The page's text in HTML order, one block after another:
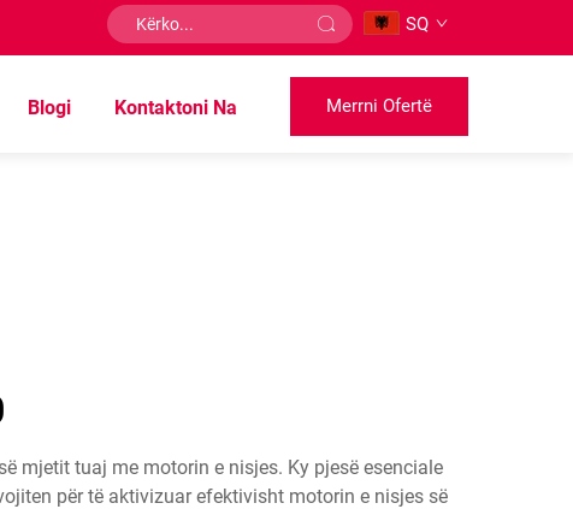
SQ
Blogi Kontaktoni Na Merrni Ofertë
mjetit tuaj me motorin e nisjes. Ky pjesë esenciale
për të aktivizuar efektivisht motorin e nisjes së